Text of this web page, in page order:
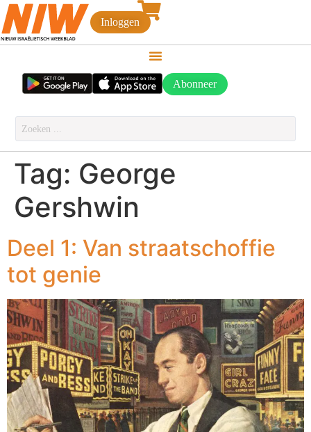
Inloggen
Abonneer
Tag: George
Gershwin
Deel 1: Van straatschoffie
tot genie